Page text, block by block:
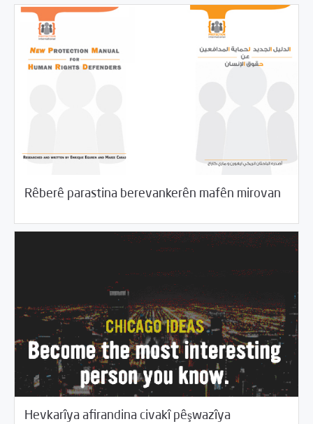
Rêberê parastina berevankerên mafên mirovan
Hevkarîya afirandina civakî pêşwazîya
15/2017 Rahînan û Beşdarî